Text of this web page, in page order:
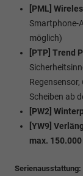
[PML]
Smartphone-
möglich)
[PTP] Trend
Scheiben ab
[PW2]
[YW9]
max.
Serienausstattung: